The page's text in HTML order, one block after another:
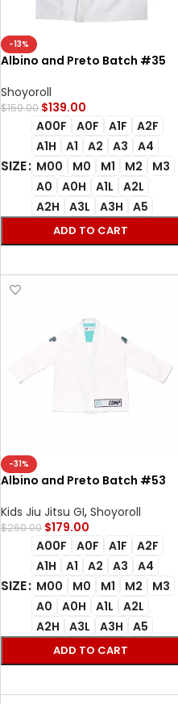
-13%
Albino and Preto Batch #35
Shoyoroll
$159.00 $139.00
SIZE
A00F A0F A1F
A2F
A1H
A1 A2 A3
A4
M00
M0 M1 M2
M3
A0
A0H A1L
A2L
A2H
A3L A3H A5
ADD TO CART
-31%
Albino and Preto Batch #53
Kids Jiu Jitsu GI, Shoyoroll
$260.00 $179.00
SIZE
A00F A0F A1F
A2F
A1H
A1 A2 A3
A4
M00
M0 M1 M2
M3
A0
A0H A1L
A2L
A2H
A3L A3H A5
ADD TO CART